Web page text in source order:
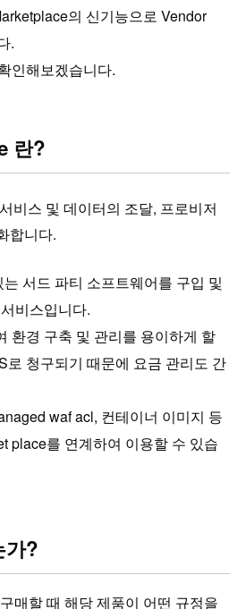
의 신기능으로 Vendor
.
인해보겠습니다.
란?
비스 및 데이터의 조달, 프로비저
합니다.
서드 파티 소프트웨어를 구입 및
비스입니다.
환경 구축 및 관리를 용이하게 할
로 청구되기 때문에 요금 관리도 간
waf acl, 컨테이너 이미지 등
place를 연계하여 이용할 수 있습
가?
매할 때 해당 제품이 어떤 규정을